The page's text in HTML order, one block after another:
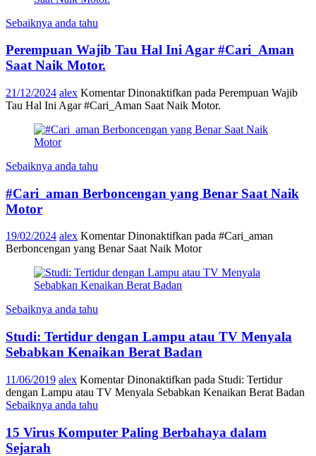
Sebaiknya anda tahu
Perempuan Wajib Tau Hal Ini Agar #Cari_Aman
Saat Naik Motor.
21/12/2024 alex Komentar Dinonaktifkan pada Perempuan Wajib
Tau Hal Ini Agar #Cari_Aman Saat Naik Motor.
Sebaiknya anda tahu
#Cari_aman Berboncengan yang Benar Saat Naik
Motor
19/02/2024 alex Komentar Dinonaktifkan pada #Cari_aman
Berboncengan yang Benar Saat Naik Motor
Sebaiknya anda tahu
Studi: Tertidur dengan Lampu atau TV Menyala
Sebabkan Kenaikan Berat Badan
11/06/2019 alex Komentar Dinonaktifkan pada Studi: Tertidur
dengan Lampu atau TV Menyala Sebabkan Kenaikan Berat Badan
Sebaiknya anda tahu
15 Virus Komputer Paling Berbahaya dalam
Sejarah